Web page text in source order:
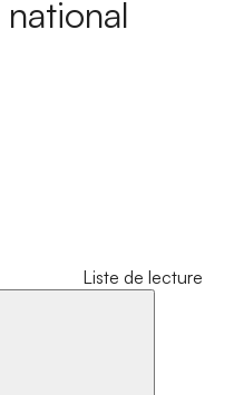
Liste de lecture